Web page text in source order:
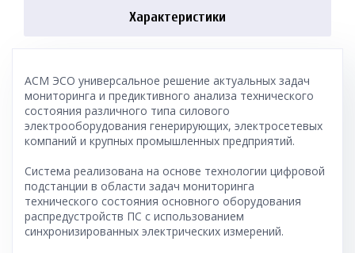
Характеристики
АСМ ЭСО универсальное решение актуальных задач
мониторинга и предиктивного анализа технического
состояния различного типа силового
электрооборудования генерирующих, электросетевых
компаний и крупных промышленных предприятий.
Система реализована на основе технологии цифровой
подстанции в области задач мониторинга
технического состояния основного оборудования
распредустройств ПС с использованием
синхронизированных электрических измерений.